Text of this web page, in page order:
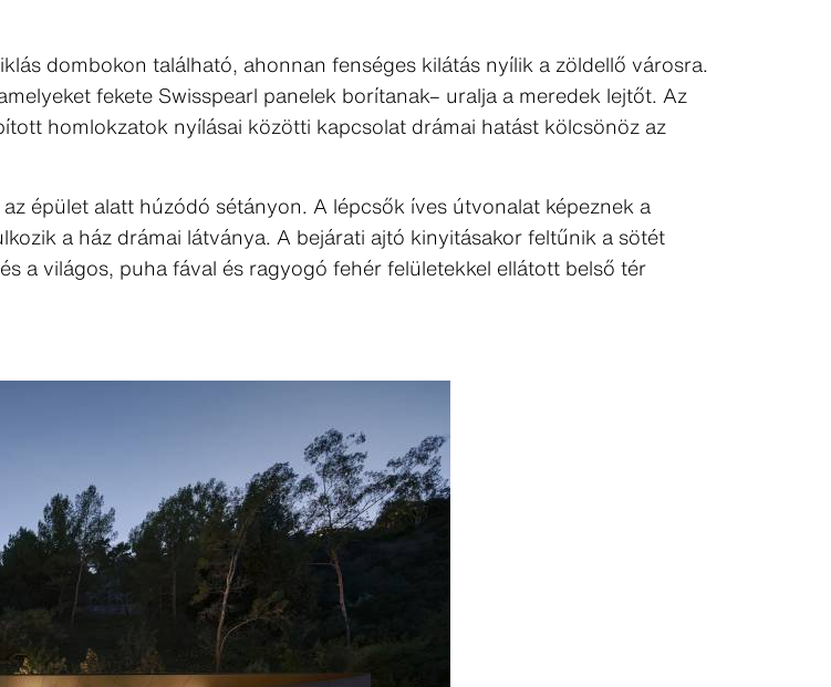
dombokon található, ahonnan fenséges kilátás nyílik a zöldellő városra.
fekete Swisspearl panelek borítanak– uralja a meredek lejtőt. Az
homlokzatok nyílásai közötti kapcsolat drámai hatást kölcsönöz az
épület alatt húzódó sétányon. A lépcsők íves útvonalat képeznek a
a ház drámai látványa. A bejárati ajtó kinyitásakor feltűnik a sötét
a világos, puha fával és ragyogó fehér felületekkel ellátott belső tér